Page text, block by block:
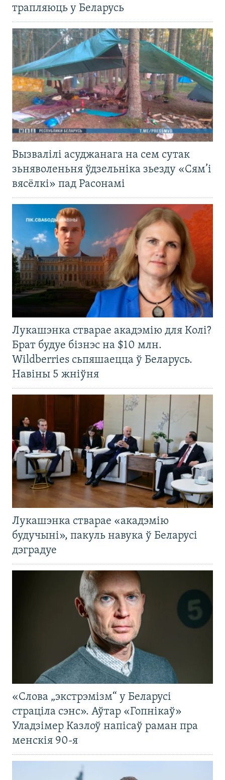
трапляюць у Беларусь
Вызвалілі асуджанага на сем сутак
зьняволеньня ўдзельніка зьезду «Сям’і
вясёлкі» пад Расонамі
Лукашэнка стварае акадэмію для Колі?
Брат будуе бізнэс на $10 млн.
Wildberries сьпяшаецца ў Беларусь.
Навіны 5 жніўня
Лукашэнка стварае «акадэмію
будучыні», пакуль навука ў Беларусі
дэградуе
«Слова „экстрэмізм“ у Беларусі
страціла сэнс». Аўтар «Гопнікаў»
Уладзімер Казлоў напісаў раман пра
менскія 90-я